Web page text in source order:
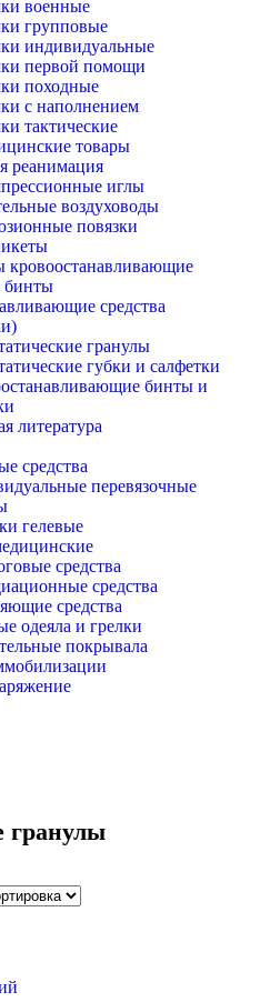
военные
групповые
индивидуальные
первой помощи
походные
с наполнением
тактические
товары
реанимация
иглы
воздуховоды
повязки
кровоостанавливающие
бинты
средства
гранулы
губки и салфетки
бинты и
литература
средства
перевязочные
гелевые
средства
средства
средства
одеяла и грелки
покрывала
гранулы